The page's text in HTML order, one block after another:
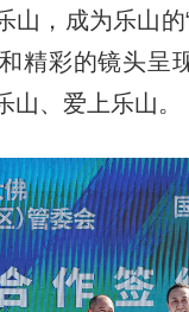
山，成为乐山的
精彩的镜头呈
山、爱上乐山。